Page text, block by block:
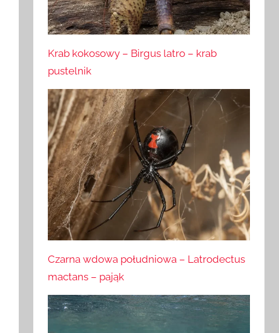
Krab kokosowy – Birgus latro – krab
pustelnik
Czarna wdowa południowa – Latrodectus
mactans – pająk